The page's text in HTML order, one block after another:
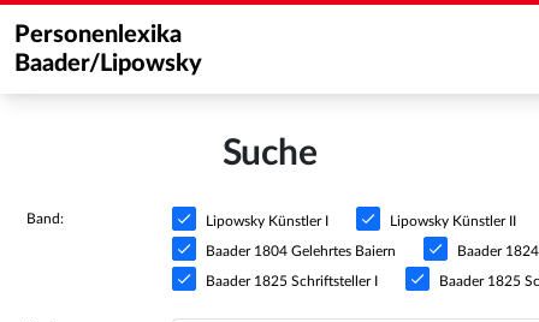
Personenlexika
Baader/Lipowsky
Suche
Band: Lipowsky Künstler I Lipowsky Künstler II
Baader 1804 Gelehrtes Baiern Baader
Baader 1825 Schriftsteller I Baader 1825